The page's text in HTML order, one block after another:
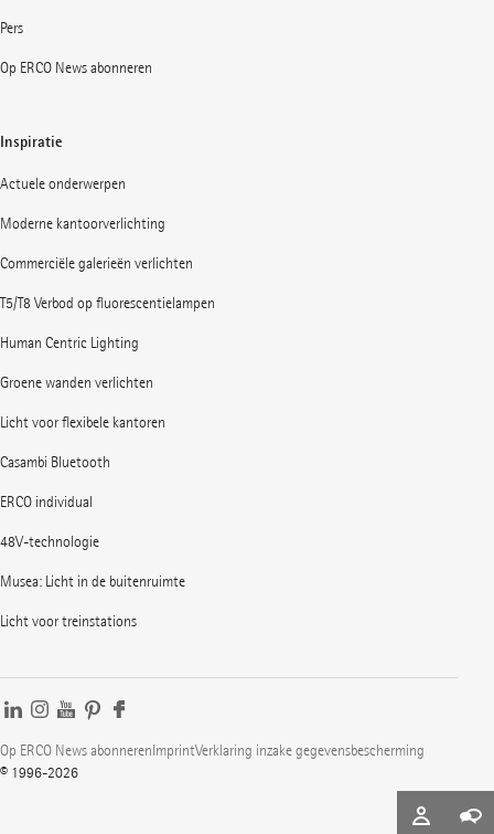
Pers
Op ERCO News abonneren
Inspiratie
Actuele onderwerpen
Moderne kantoorverlichting
Commerciële galerieën verlichten
T5/T8 Verbod op fluorescentielampen
Human Centric Lighting
Groene wanden verlichten
Licht voor flexibele kantoren
Casambi Bluetooth
ERCO individual
48V-technologie
Musea: Licht in de buitenruimte
Licht voor treinstations
Op ERCO News abonnerenImprintVerklaring inzake gegevensbescherming
© 1996-2026